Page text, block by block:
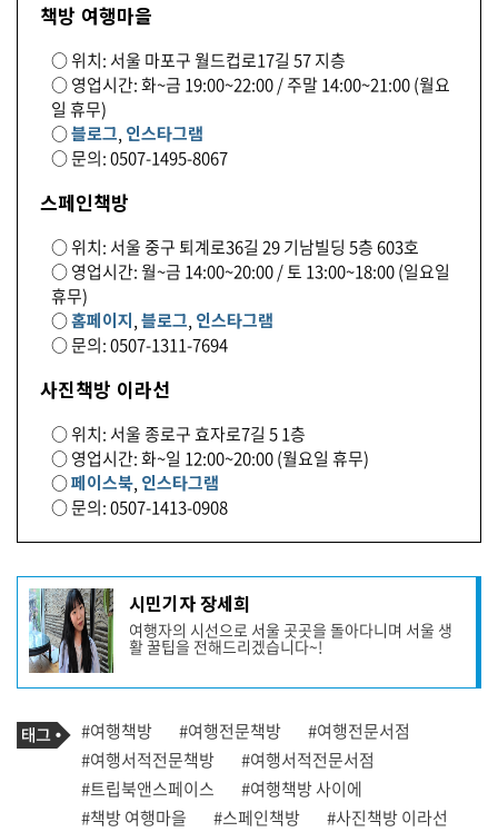
책방 여행마을
○ 위치: 서울 마포구 월드컵로17길 57 지층
○ 영업시간: 화~금 19:00~22:00 / 주말 14:00~21:00 (월요
일 휴무)
○블로그, 인스타그램
○ 문의: 0507-1495-8067
스페인책방
○ 위치: 서울 중구 퇴계로36길 29 기남빌딩 5층 603호
○ 영업시간: 월~금 14:00~20:00 / 토 13:00~18:00 (일요일
휴무)
○홈페이지,블로그, 인스타그램
○ 문의: 0507-1311-7694
사진책방 이라선
○ 위치: 서울 종로구 효자로7길 5 1층
○ 영업시간: 화~일 12:00~20:00 (월요일 휴무)
○페이스북, 인스타그램
○ 문의: 0507-1413-0908
기
사
작
성
자
프
필
시민기자 장세희
여행자의 시선으로 서울 곳곳을 돌아다니며 서울 생
활 꿀팁을 전해드리겠습니다~!
기
사
관
련
태
그
태
그
#여행책방 #여행전문책방
#여행전문서점
#여행서적전문책방
#여행서적전문서점
#트립북앤스페이스
#여행책방 사이에
#책방 여행마을
#스페인책방 #사진책방 이라선